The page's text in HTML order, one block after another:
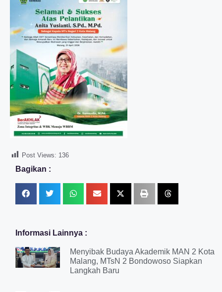
Post Views: 136
Bagikan :
Informasi Lainnya :
Menyibak Budaya Akademik MAN 2 Kota
Malang, MTsN 2 Bondowoso Siapkan
Langkah Baru